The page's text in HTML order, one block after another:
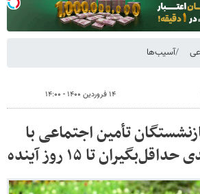
آسیب‌ها
۱۴ فروردین ۱۴۰۰ - ۱۴:۰۰
تأمین اجتماعی با